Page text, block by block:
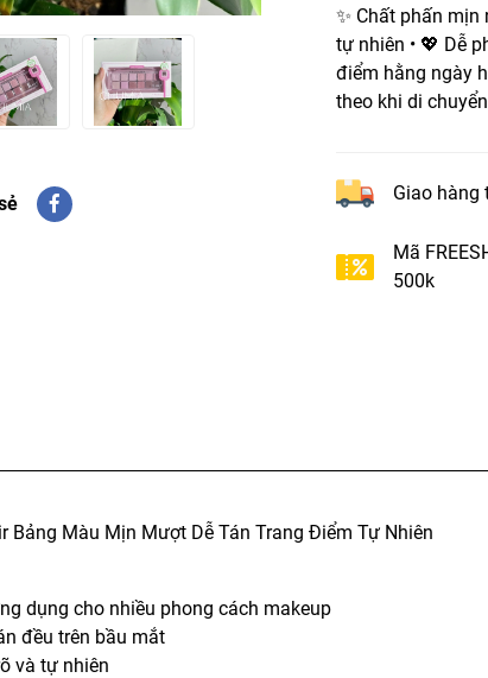
✨ Chất phấn mịn
tự nhiên • 💖 Dễ
điểm hằng ngày
theo khi di chuyển
Giao hàng
Mã
500k
Bảng Màu Mịn Mượt Dễ Tán Trang Điểm Tự Nhiên
dụng cho nhiều phong cách makeup
đều trên bầu mắt
và tự nhiên